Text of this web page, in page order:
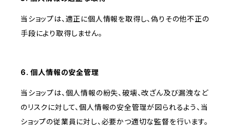
当ショップは、適正に個人情報を取得し、偽りその他不正の
手段により取得しません。
6. 個人情報の安全管理
当ショップは、個人情報の紛失、破壊、改ざん及び漏洩など
のリスクに対して、個人情報の安全管理が図られるよう、当
ショップの従業員に対し、必要かつ適切な監督を行います。